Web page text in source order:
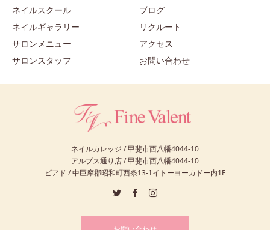
ネイルスクール
ネイルギャラリー
サロンメニュー
サロンスタッフ
ブログ
リクルート
アクセス
お問い合わせ
ネイルカレッジ / 甲斐市西八幡4044-10
アルプス通り店 / 甲斐市西八幡4044-10
ピアド / 中巨摩郡昭和町西条13-1イトーヨーカドー内1F